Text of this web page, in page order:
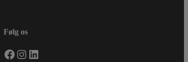
Følg os
Facebook
Instagram
LinkedIn